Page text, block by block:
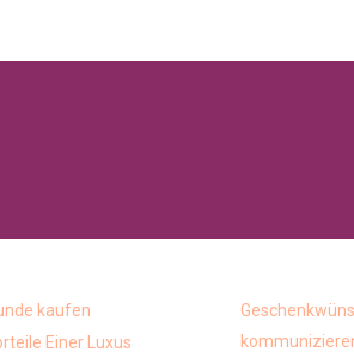
kaufen
Einer Luxus